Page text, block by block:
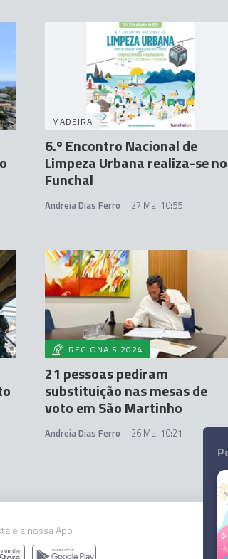
MADEIRA
6.º Encontro Nacional de
Limpeza Urbana realiza-se no
Funchal
Andreia Dias Ferro 27 Mai 10:55
REGIONAIS 2024
21 pessoas pediram
substituição nas mesas de
voto em São Martinho
Andreia Dias Ferro 26 Mai 10:21
a nossa App